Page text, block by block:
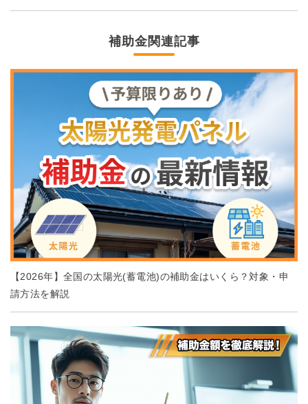
補助金関連記事
【2026年】全国の太陽光(蓄電池)の補助金はいくら？対象・申
請方法を解説